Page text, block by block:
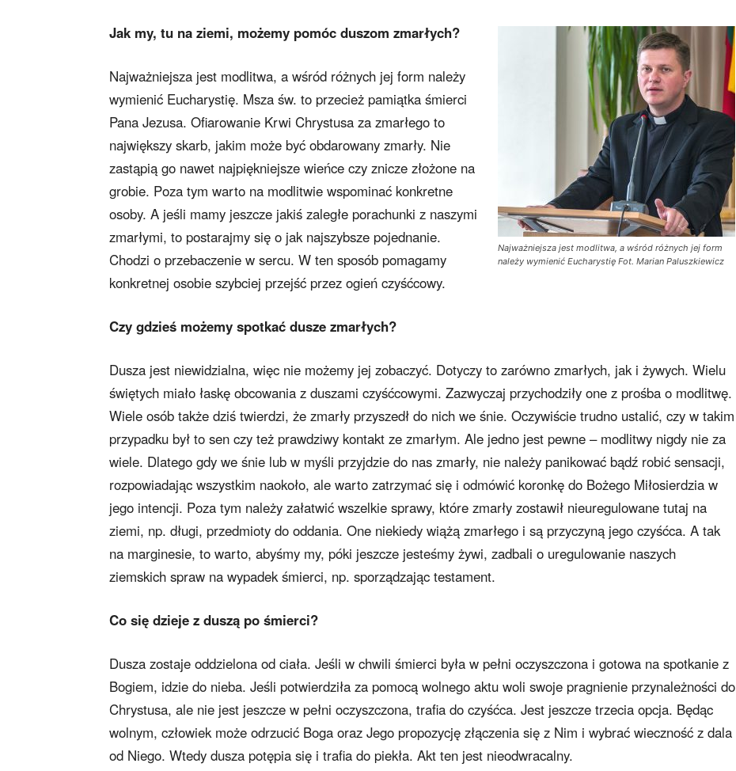
Najważniejsza jest modlitwa, a wśród różnych jej form
należy wymienić Eucharystię Fot. Marian Paluszkiewicz
Jak my, tu na ziemi, możemy pomóc duszom zmarłych?
Najważniejsza jest modlitwa, a wśród różnych jej form należy
wymienić Eucharystię. Msza św. to przecież pamiątka śmierci
Pana Jezusa. Ofiarowanie Krwi Chrystusa za zmarłego to
największy skarb, jakim może być obdarowany zmarły. Nie
zastąpią go nawet najpiękniejsze wieńce czy znicze złożone na
grobie. Poza tym warto na modlitwie wspominać konkretne
osoby. A jeśli mamy jeszcze jakiś zaległe porachunki z naszymi
zmarłymi, to postarajmy się o jak najszybsze pojednanie.
Chodzi o przebaczenie w sercu. W ten sposób pomagamy
konkretnej osobie szybciej przejść przez ogień czyśćcowy.
Czy gdzieś możemy spotkać dusze zmarłych?
Dusza jest niewidzialna, więc nie możemy jej zobaczyć. Dotyczy to zarówno zmarłych, jak i żywych. Wielu
świętych miało łaskę obcowania z duszami czyśćcowymi. Zazwyczaj przychodziły one z prośba o modlitwę.
Wiele osób także dziś twierdzi, że zmarły przyszedł do nich we śnie. Oczywiście trudno ustalić, czy w takim
przypadku był to sen czy też prawdziwy kontakt ze zmarłym. Ale jedno jest pewne – modlitwy nigdy nie za
wiele. Dlatego gdy we śnie lub w myśli przyjdzie do nas zmarły, nie należy panikować bądź robić sensacji,
rozpowiadając wszystkim naokoło, ale warto zatrzymać się i odmówić koronkę do Bożego Miłosierdzia w
jego intencji. Poza tym należy załatwić wszelkie sprawy, które zmarły zostawił nieuregulowane tutaj na
ziemi, np. długi, przedmioty do oddania. One niekiedy wiążą zmarłego i są przyczyną jego czyśćca. A tak
na marginesie, to warto, abyśmy my, póki jeszcze jesteśmy żywi, zadbali o uregulowanie naszych
ziemskich spraw na wypadek śmierci, np. sporządzając testament.
Co się dzieje z duszą po śmierci?
Dusza zostaje oddzielona od ciała. Jeśli w chwili śmierci była w pełni oczyszczona i gotowa na spotkanie z
Bogiem, idzie do nieba. Jeśli potwierdziła za pomocą wolnego aktu woli swoje pragnienie przynależności do
Chrystusa, ale nie jest jeszcze w pełni oczyszczona, trafia do czyśćca. Jest jeszcze trzecia opcja. Będąc
wolnym, człowiek może odrzucić Boga oraz Jego propozycję złączenia się z Nim i wybrać wieczność z dala
od Niego. Wtedy dusza potępia się i trafia do piekła. Akt ten jest nieodwracalny.